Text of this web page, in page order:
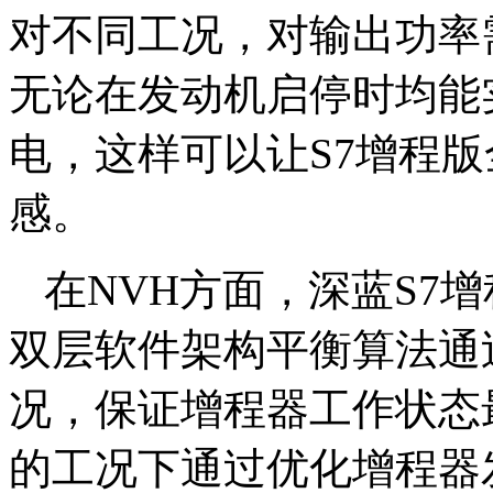
对不同工况，对输出功
无论在发动机启停时均
电，这样可以让S7增程
感。
在NVH方面，深蓝S7
双层软件架构平衡算法
况，保证增程器工作状
的工况下通过优化增程